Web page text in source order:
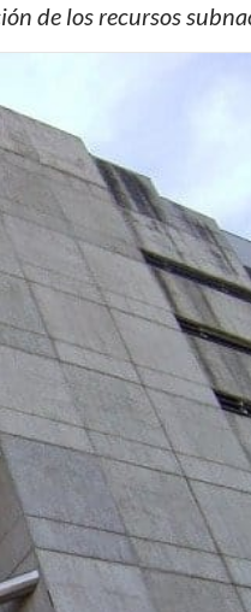
de los recursos
Manifestaciones
Manifestaciones hoy
2026
2 días ago Editorial Staff